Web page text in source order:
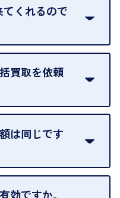
よっては対応させてい
くれるので
。
買取を依頼
買取をご利用くださ
。
は同じです
するため、査定した日
効ですか。